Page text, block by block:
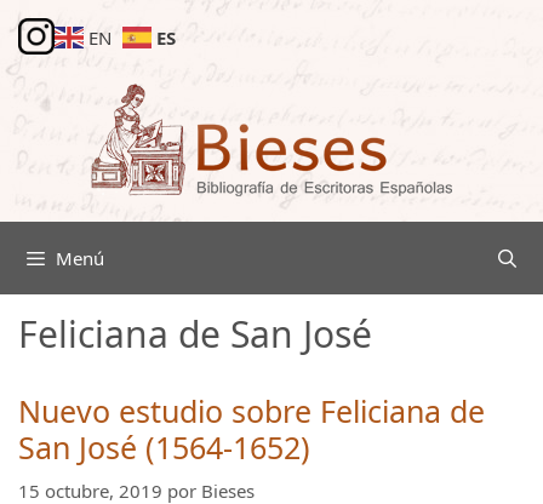
Saltar
contenido
EN ES
Menú
Feliciana de San José
Nuevo estudio sobre Feliciana de
San José (1564-1652)
15 octubre, 2019 por Bieses